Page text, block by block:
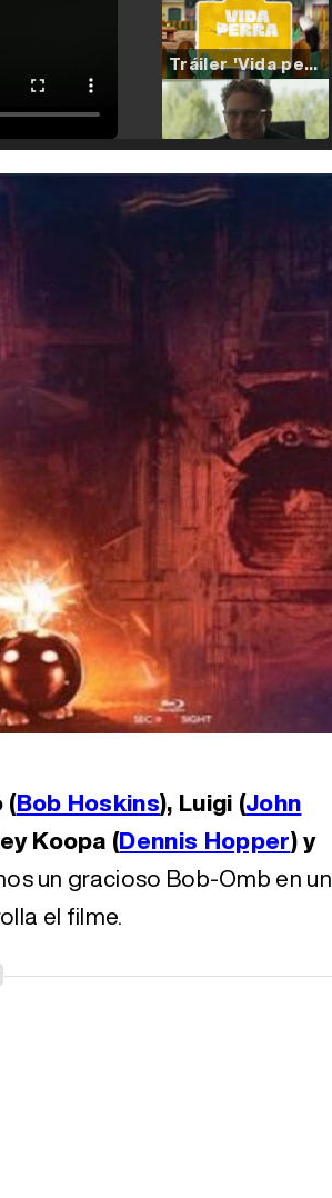
Tráiler 'Vida perra' (2026)
Tráiler Oficial en VOSE 'The Audacity'
Tráiler 'Do Not Enter' (2026)
(Bob Hoskins), Luigi (John
Koopa (Dennis Hopper) y
un gracioso Bob-Omb en un
el filme.